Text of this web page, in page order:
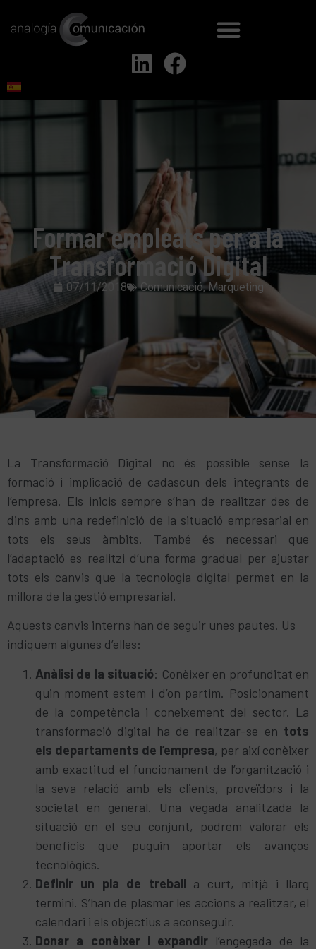
Formar empleats per a la
Transformació Digital
07/11/2018 Comunicació,Marqueting
La Transformació Digital no és possible sense la
formació i implicació de cadascun dels integrants de
l’empresa. Els inicis sempre s’han de realitzar des de
dins amb una redefinició de la situació empresarial en
tots els seus àmbits. També és necessari que
l’adaptació es realitzi d’una forma gradual per ajustar
tots els canvis que la tecnologia digital permet en la
millora de la gestió empresarial.
Aquests canvis interns han de seguir unes pautes. Us
indiquem algunes d’elles:
Anàlisi de la situació: Conèixer en profunditat en
quin moment estem i d’on partim. Posicionament
de la competència i coneixement del sector. La
transformació digital ha de realitzar-se en tots
els departaments de l’empresa, per així conèixer
amb exactitud el funcionament de l’organització i
la seva relació amb els clients, proveïdors i la
societat en general. Una vegada analitzada la
situació en el seu conjunt, podrem valorar els
beneficis que puguin aportar els avanços
tecnològics.
Definir un pla de treballa curt, mitjà i llarg
termini. S’han de plasmar les accions a realitzar, el
calendari i els objectius a aconseguir.
Donar a conèixer i expandir l’engegada de la